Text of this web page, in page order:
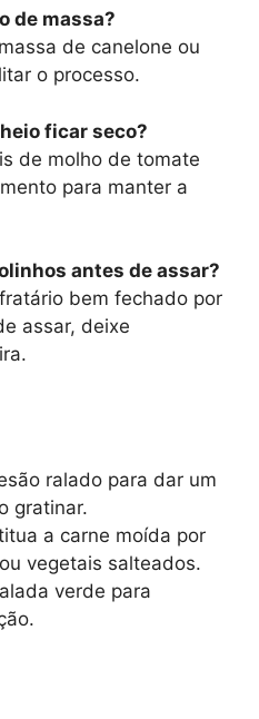
de massa?
de canelone ou
o processo.
ficar seco?
de molho de tomate
para manter a
antes de assar?
bem fechado por
assar, deixe
ralado para dar um
gratinar.
a carne moída por
vegetais salteados.
verde para